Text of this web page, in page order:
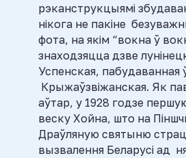
рэканструкцыямі
нікога не пакіне
фота, на якім “вокна ў
знаходзяцца дзве
Успенская, пабудаванная
Крыжаўзвіжанская. Як
аўтар, у 1928 годзе
веску Хойна, што на
Драўляную святыню
вызвалення Беларусі ад